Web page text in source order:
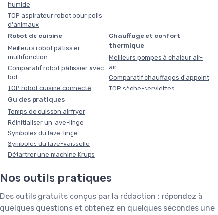
humide
TOP aspirateur robot pour poils
d'animaux
Robot de cuisine
Meilleurs robot pâtissier
multifonction
Comparatif robot pâtissier avec
bol
TOP robot cuisine connecté
Chauffage et confort
thermique
Meilleurs pompes à chaleur air-
air
Comparatif chauffages d'appoint
TOP sèche-serviettes
Guides pratiques
Temps de cuisson airfryer
Réinitialiser un lave-linge
Symboles du lave-linge
Symboles du lave-vaisselle
Détartrer une machine Krups
Nos outils pratiques
Des outils gratuits conçus par la rédaction : répondez à
quelques questions et obtenez en quelques secondes une